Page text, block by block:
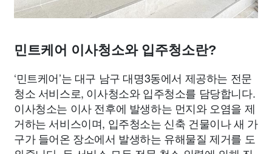
민트케어 이사청소와 입주청소란?
‘민트케어’는 대구 남구 대명3동에서 제공하는 전문
청소 서비스로, 이사청소와 입주청소를 담당합니다.
이사청소는 이사 전후에 발생하는 먼지와 오염을 제
거하는 서비스이며, 입주청소는 신축 건물이나 새 가
구가 들어온 장소에서 발생하는 유해물질 제거를 도